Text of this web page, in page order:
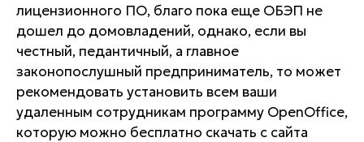
лицензионного ПО, благо пока еще ОБЭП не
дошел до домовладений, однако, если вы
честный, педантичный, а главное
законопослушный предприниматель, то может
рекомендовать установить всем ваши
удаленным сотрудникам программу OpenOffice,
которую можно бесплатно скачать с сайта